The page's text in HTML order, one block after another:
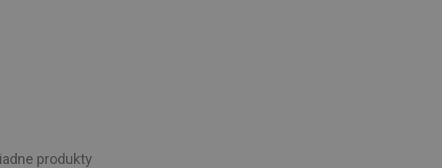
produkty